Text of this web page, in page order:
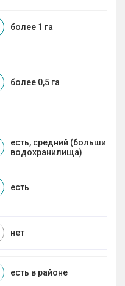
более 1 га
более 0,5 га
есть, средний (большие
водохранилища)
есть
нет
есть в районе